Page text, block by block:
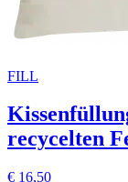
FILL
recycelten
€ 16,50